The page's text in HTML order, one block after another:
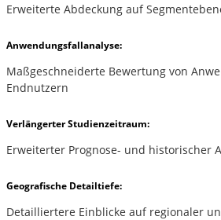
Erweiterte Abdeckung auf
Anwendungsfallanalyse:
Maßgeschneiderte Bewertung von
Endnutzern
Verlängerter Studienzeitraum:
Erweiterter Prognose- und historischer
Geografische Detailtiefe:
Detailliertere Einblicke auf regionaler